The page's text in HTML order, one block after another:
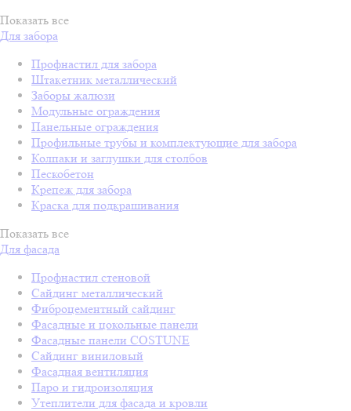
Показать все
Для забора
Профнастил для забора
Штакетник металлический
Заборы жалюзи
Модульные ограждения
Панельные ограждения
Профильные трубы и комплектующие для забора
Колпаки и заглушки для столбов
Пескобетон
Крепеж для забора
Краска для подкрашивания
Показать все
Для фасада
Профнастил стеновой
Сайдинг металлический
Фиброцементный сайдинг
Фасадные и цокольные панели
Фасадные панели COSTUNE
Сайдинг виниловый
Фасадная вентиляция
Паро и гидроизоляция
Утеплители для фасада и кровли